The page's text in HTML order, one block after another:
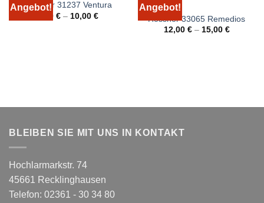
Angebot!
Hossner 31237 Ventura
9,00 €– 10,00 €
Angebot!
Hossner 33065 Remedios
12,00 €– 15,00 €
BLEIBEN SIE MIT UNS IN KONTAKT
Hochlarmarkstr. 74
45661 Recklinghausen
Telefon: 02361 - 30 34 80